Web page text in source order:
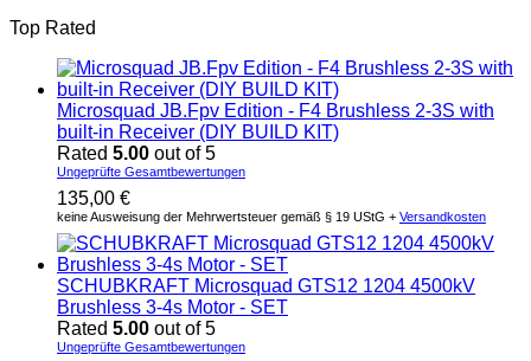
Top Rated
Microsquad JB.Fpv Edition - F4 Brushless 2-3S with
built-in Receiver (DIY BUILD KIT)
Rated 5.00 out of 5
Ungeprüfte Gesamtbewertungen
135,00 €
keine Ausweisung der Mehrwertsteuer gemäß § 19 UStG + Versandkosten
SCHUBKRAFT Microsquad GTS12 1204 4500kV
Brushless 3-4s Motor - SET
Rated 5.00 out of 5
Ungeprüfte Gesamtbewertungen